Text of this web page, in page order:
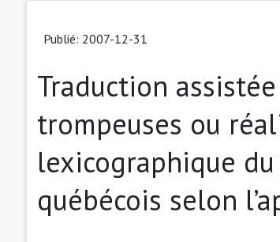
Publié: 2007-12-31
Traduction
trompeuses ou
lexicographique
québécois selon